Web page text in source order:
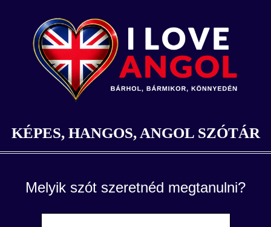
KÉPES, HANGOS, ANGOL SZÓTÁR
Melyik szót szeretnéd megtanulni?